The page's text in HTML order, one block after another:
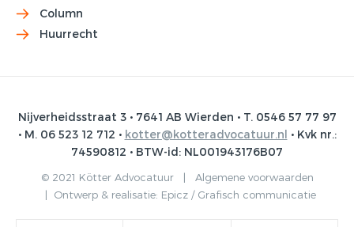
Column
Huurrecht
Nijverheidsstraat 3 • 7641 AB Wierden • T. 0546 57 77 97
• M. 06 523 12 712 • kotter@kotteradvocatuur.nl • Kvk nr.:
74590812 • BTW-id: NL001943176B07
© 2021 Kötter Advocatuur | Algemene voorwaarden
| Ontwerp & realisatie: Epicz / Grafisch communicatie